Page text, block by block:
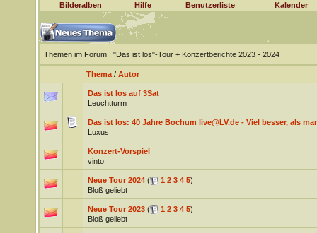
Bilderalben Hilfe Benutzerliste Kalender
Themen im Forum: "Das ist los"-Tour + Konzertberichte 2023 - 2024
Thema/ Autor
Das ist los auf 3Sat
Leuchtturm
Das ist los: 40 Jahre Bochum live@LV.de - Viel besser, als
Luxus
Konzert-Vorspiel
vinto
Neue Tour 2024 ( 1 2 3 4 5)
Bloß geliebt
Neue Tour 2023 ( 1 2 3 4 5)
Bloß geliebt